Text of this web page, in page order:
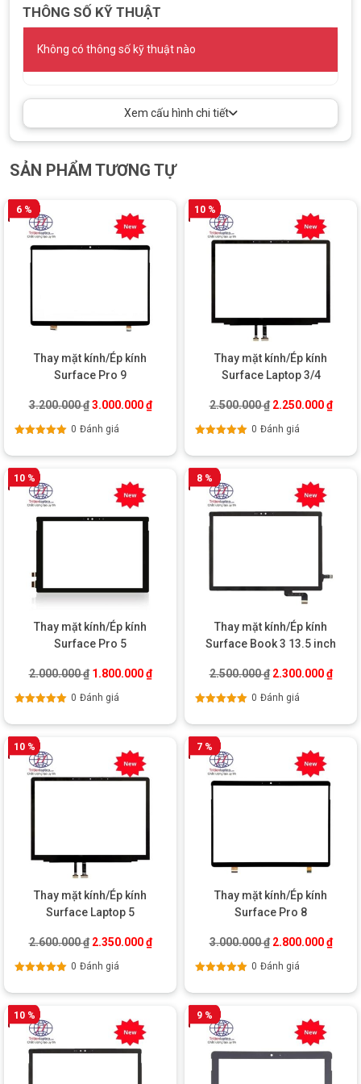
Lắp ráp lại thiết bị
: Nếu mọi thứ đều ổn, kỹ thuật viên sẽ
lắp ráp lại thiết bị và kiểm tra lần cuối trước khi trả lại cho
Quy trình này được thực hiện bởi đội ngũ kỹ thuật viên chuyên
nghiệp, đảm bảo chất lượng và độ an toàn cho thiết bị của bạn.
Liên hệ ngay với Trí Tiến Laptop để được tư vấn và thay mặt
kính/ép kính Surface với giá tốt nhất!
Hotline: 0888.466.888
Địa chỉ: Số 93, Hoàng Cầu, Đống Đa, Hà Nội
THÔNG SỐ KỸ THUẬT
Không có thông số kỹ thuật nào
Xem cấu hình chi tiết
SẢN PHẨM TƯƠNG TỰ
6 %
Thay mặt kính/Ép kính
Surface Pro 9
3.200.000₫ Giá gốc là: 3.200.000 ₫.
3.000.000₫Giá hiện tại là: 3.000.000 ₫.
0 Đánh giá
10 %
Thay mặt kính/Ép kính
Surface Laptop 3/4
2.500.000₫ Giá gốc là:
2.250.000₫Giá
0 Đánh giá
10 %
Thay mặt kính/Ép kính
Surface Pro 5
2.000.000₫ Giá gốc là: 2.000.000 ₫.
1.800.000₫Giá hiện tại là: 1.800.000 ₫.
0 Đánh giá
8 %
Thay mặt kính/Ép kính
Surface Book 3 13.5 inch
2.500.000₫ Giá gốc là:
2.300.000₫Giá
0 Đánh giá
10 %
Thay mặt kính/Ép kính
Surface Laptop 5
2.600.000₫ Giá gốc là: 2.600.000 ₫.
2.350.000₫Giá hiện tại là: 2.350.000 ₫.
0 Đánh giá
7 %
Thay mặt kính/Ép kính
Surface Pro 8
3.000.000₫ Giá gốc là:
2.800.000₫Giá
0 Đánh giá
10 % 9 %